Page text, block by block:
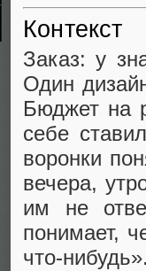
Контекст
Заказ: у
Один
Бюджет на
себе
воронки
вечера,
им не
понимает,
что-